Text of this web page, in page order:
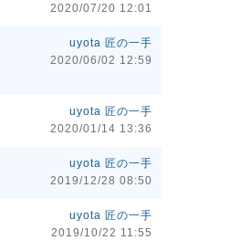
2020/07/20 12:01
uyota 匠の一手
2020/06/02 12:59
uyota 匠の一手
2020/01/14 13:36
uyota 匠の一手
2019/12/28 08:50
uyota 匠の一手
2019/10/22 11:55